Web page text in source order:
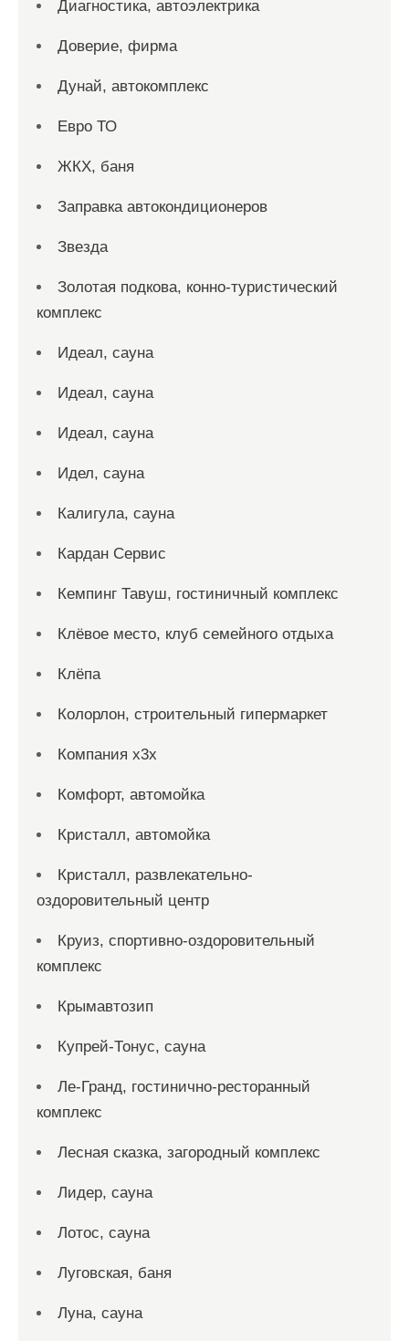
Диагностика, автоэлектрика
Доверие, фирма
Дунай, автокомплекс
Евро ТО
ЖКХ, баня
Заправка автокондиционеров
Звезда
Золотая подкова, конно-туристический
комплекс
Идеал, сауна
Идеал, сауна
Идеал, сауна
Идел, сауна
Калигула, сауна
Кардан Сервис
Кемпинг Тавуш, гостиничный комплекс
Клёвое место, клуб семейного отдыха
Клёпа
Колорлон, строительный гипермаркет
Компания x3x
Комфорт, автомойка
Кристалл, автомойка
Кристалл, развлекательно-
оздоровительный центр
Круиз, спортивно-оздоровительный
комплекс
Крымавтозип
Купрей-Тонус, сауна
Ле-Гранд, гостинично-ресторанный
комплекс
Лесная сказка, загородный комплекс
Лидер, сауна
Лотос, сауна
Луговская, баня
Луна, сауна